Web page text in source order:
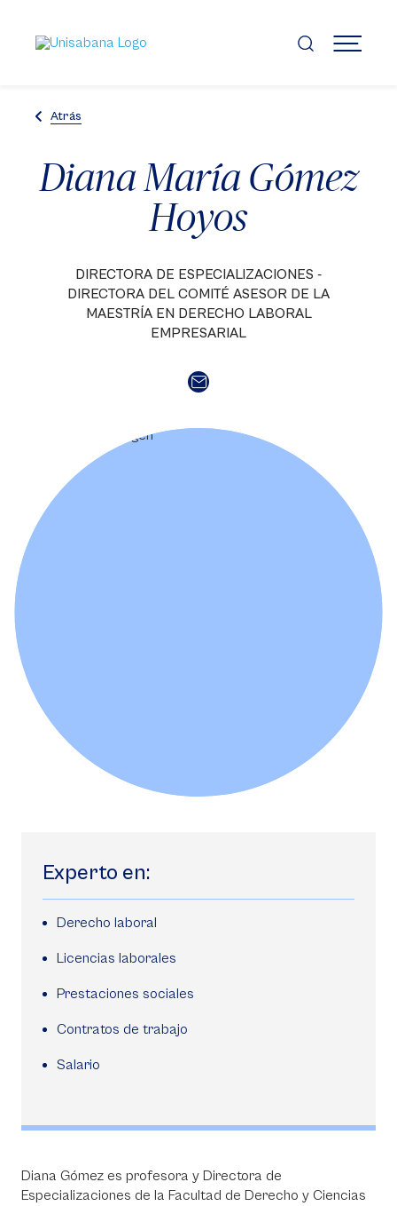
contenido
principal
MENÚ
Atrás
Diana María Gómez
Hoyos
DIRECTORA DE ESPECIALIZACIONES -
DIRECTORA DEL COMITÉ ASESOR DE LA
MAESTRÍA EN DERECHO LABORAL
EMPRESARIAL
Experto en:
Derecho laboral
Licencias laborales
Prestaciones sociales
Contratos de trabajo
Salario
Diana Gómez es profesora y Directora de
Especializaciones de la Facultad de Derecho y Ciencias